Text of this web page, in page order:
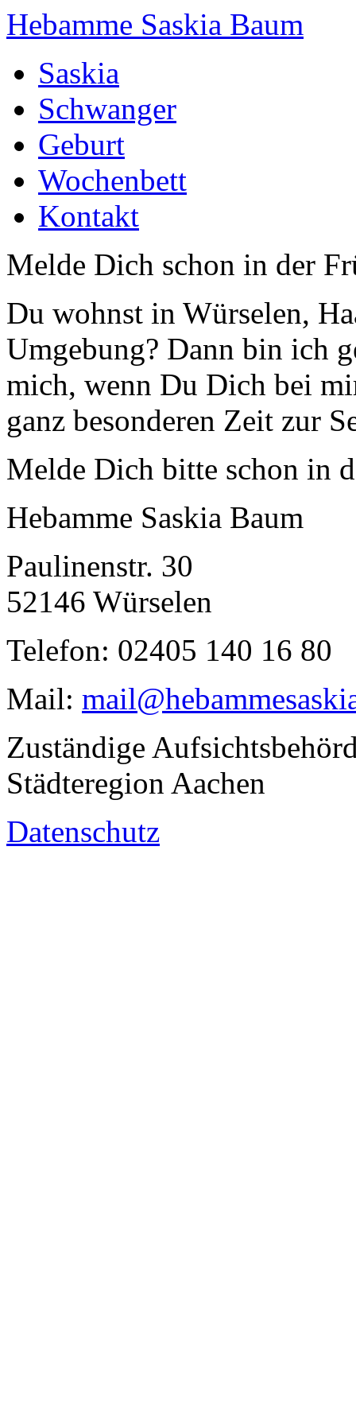
Hebamme Saskia Baum
Saskia
Schwanger
Geburt
Wochenbett
Kontakt
Melde Dich schon in der
Du wohnst in Würselen,
Umgebung? Dann bin ich
mich, wenn Du Dich bei
ganz besonderen Zeit zur
Melde Dich bitte schon in
Hebamme Saskia Baum
Paulinenstr. 30
52146 Würselen
Telefon: 02405 140 16 80
Mail:
Zuständige
Städteregion Aachen
Datenschutz